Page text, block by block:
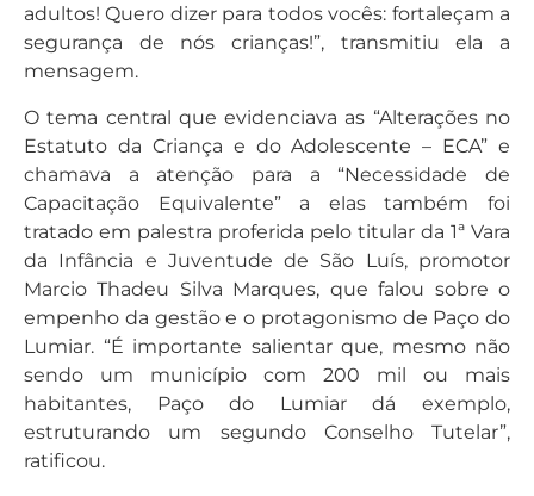
adultos! Quero dizer para todos vocês: fortaleçam a
segurança de nós crianças!”, transmitiu ela a
mensagem.
O tema central que evidenciava as “Alterações no
Estatuto da Criança e do Adolescente – ECA” e
chamava a atenção para a “Necessidade de
Capacitação Equivalente” a elas também foi
tratado em palestra proferida pelo titular da 1ª Vara
da Infância e Juventude de São Luís, promotor
Marcio Thadeu Silva Marques, que falou sobre o
empenho da gestão e o protagonismo de Paço do
Lumiar. “É importante salientar que, mesmo não
sendo um município com 200 mil ou mais
habitantes, Paço do Lumiar dá exemplo,
estruturando um segundo Conselho Tutelar”,
ratificou.